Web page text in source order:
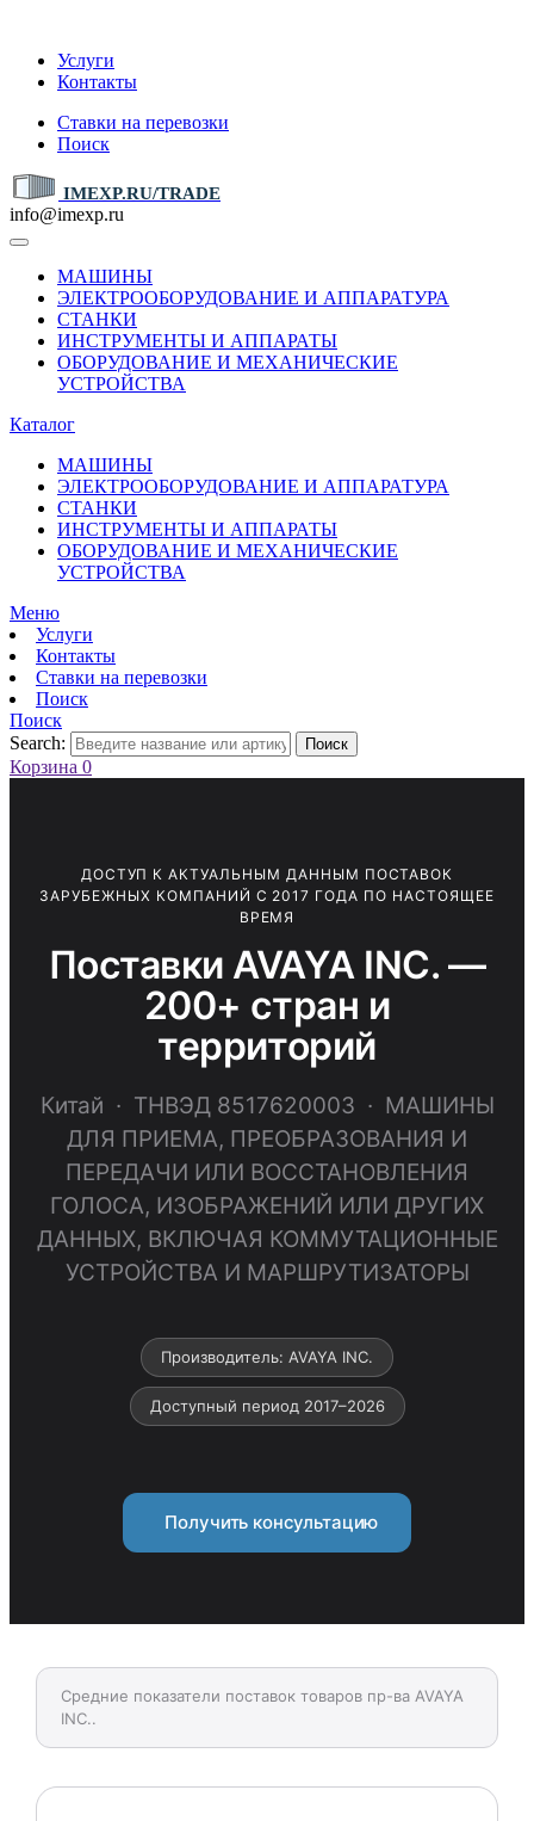
Услуги
Контакты
Ставки на перевозки
Поиск
IMEXP.RU/TRADE
info@imexp.ru
МАШИНЫ
ЭЛЕКТРООБОРУДОВАНИЕ И АППАРАТУРА
СТАНКИ
ИНСТРУМЕНТЫ И АППАРАТЫ
ОБОРУДОВАНИЕ И МЕХАНИЧЕСКИЕ
УСТРОЙСТВА
Каталог
МАШИНЫ
ЭЛЕКТРООБОРУДОВАНИЕ И АППАРАТУРА
СТАНКИ
ИНСТРУМЕНТЫ И АППАРАТЫ
ОБОРУДОВАНИЕ И МЕХАНИЧЕСКИЕ
УСТРОЙСТВА
Меню
Услуги
Контакты
Ставки на перевозки
Поиск
Поиск
Search:
Поиск
Корзина 0
ДОСТУП К АКТУАЛЬНЫМ ДАННЫМ ПОСТАВОК
ЗАРУБЕЖНЫХ КОМПАНИЙ С 2017 ГОДА ПО НАСТОЯЩЕЕ
ВРЕМЯ
Поставки AVAYA INC. —
200+ стран и
территорий
Китай · ТНВЭД 8517620003 · МАШИНЫ
ДЛЯ ПРИЕМА, ПРЕОБРАЗОВАНИЯ И
ПЕРЕДАЧИ ИЛИ ВОССТАНОВЛЕНИЯ
ГОЛОСА, ИЗОБРАЖЕНИЙ ИЛИ ДРУГИХ
ДАННЫХ, ВКЛЮЧАЯ КОММУТАЦИОННЫЕ
УСТРОЙСТВА И МАРШРУТИЗАТОРЫ
Производитель: AVAYA INC.
Доступный период 2017–2026
Получить консультацию
Средние показатели поставок товаров пр-ва AVAYA
INC..